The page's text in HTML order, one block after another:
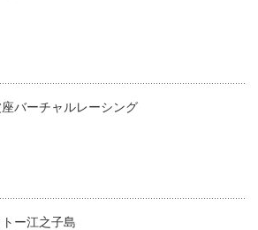
座バーチャルレーシング
ー江之子島